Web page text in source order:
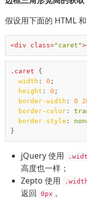
假设用下面的 HTML
<div class="caret">
.caret
{
width : 0 ;
height : 0 ;
border-width : 0
border-color :
border-style :
}
jQuery 使用
高度也一样；
Zepto 使用
返回 0px 。